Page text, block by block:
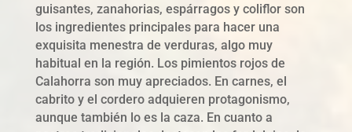
guisantes, zanahorias, espárragos y coliflor son
los ingredientes principales para hacer una
exquisita menestra de verduras, algo muy
habitual en la región. Los pimientos rojos de
Calahorra son muy apreciados. En carnes, el
cabrito y el cordero adquieren protagonismo,
aunque también lo es la caza. En cuanto a